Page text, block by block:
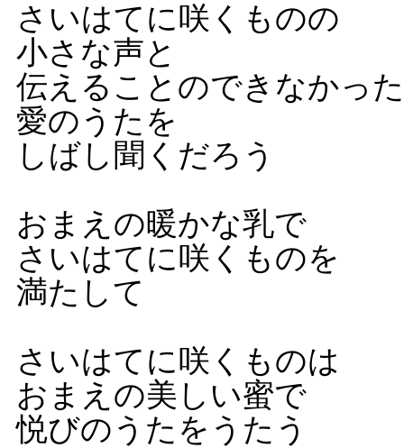
さいはてに咲くものの
小さな声と
伝えることのできなかった
愛のうたを
しばし聞くだろう
おまえの暖かな乳で
さいはてに咲くものを
満たして
さいはてに咲くものは
おまえの美しい蜜で
悦びのうたをうたう